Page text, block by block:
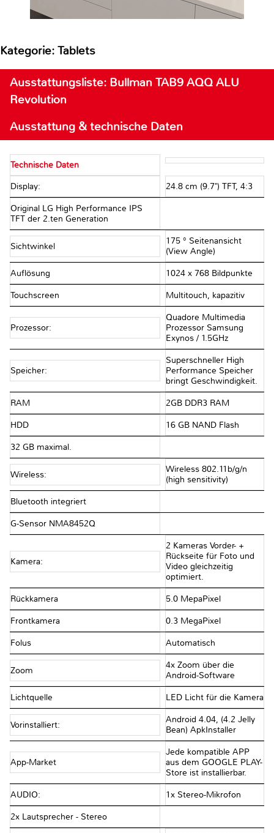
Kategorie: Tablets
Ausstattungsliste: Bullman TAB9 AQQ ALU
Revolution
Ausstattung & technische Daten
Technische Daten
Display: 24.8 cm (9.7") TFT, 4:3
Original LG High Performance IPS
TFT der 2.ten Generation
Sichtwinkel
175 ° Seitenansicht
(View Angle)
Auflösung 1024 x 768 Bildpunkte
Touchscreen Multitouch, kapazitiv
Prozessor:
Quadore Multimedia
Prozessor Samsung
Exynos / 1.5GHz
Speicher:
Superschneller High
Performance Speicher
bringt Geschwindigkeit.
RAM 2GB DDR3 RAM
HDD 16 GB NAND Flash
32 GB maximal.
Wireless:
Wireless 802.11b/g/n
(high sensitivity)
Bluetooth integriert
G-Sensor NMA8452Q
Kamera:
2 Kameras Vorder- +
Rückseite für Foto und
Video gleichzeitig
optimiert.
Rückkamera 5.0 MepaPixel
Frontkamera 0.3 MegaPixel
Folus Automatisch
Zoom
4x Zoom über die
Android-Software
Lichtquelle LED Licht für die Kamera
Vorinstalliert:
Android 4.04, (4.2 Jelly
Bean) ApkInstaller
App-Market
Jede kompatible APP
aus dem GOOGLE PLAY-
Store ist installierbar.
AUDIO: 1x Stereo-Mikrofon
2x Lautsprecher - Stereo